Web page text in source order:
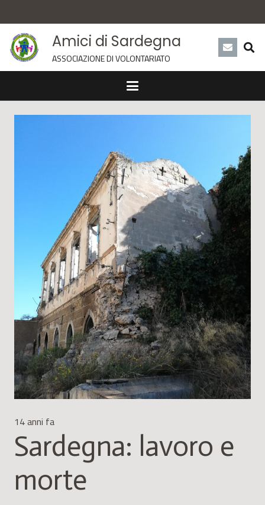
Amici di Sardegna
ASSOCIAZIONE DI VOLONTARIATO
14 anni fa
Sardegna: lavoro e
morte